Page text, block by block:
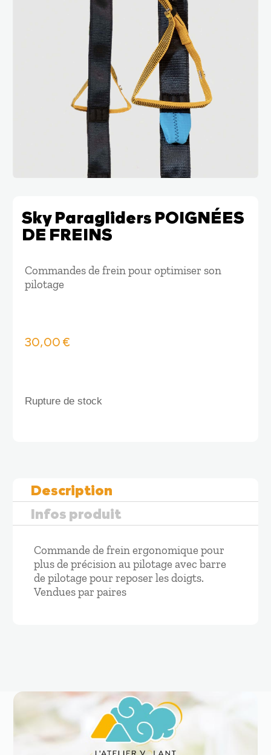
Sky Paragliders POIGNÉES
DE FREINS
Commandes de frein pour optimiser son
pilotage
30,00€
Rupture de stock
Description
Infos produit
Commande de frein ergonomique pour
plus de précision au pilotage avec barre
de pilotage pour reposer les doigts.
Vendues par paires